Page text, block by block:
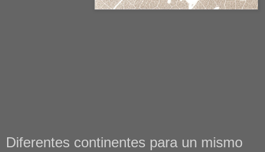
Diferentes continentes para un mismo